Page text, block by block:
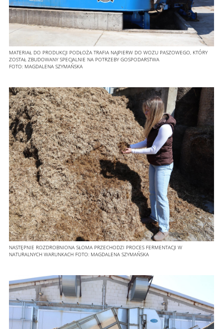
MATERIAŁ DO PRODUKCJI PODŁOŻA TRAFIA NAJPIERW DO WOZU PASZOWEGO, KTÓRY
ZOSTAŁ ZBUDOWANY SPECJALNIE NA POTRZEBY GOSPODARSTWA
FOTO: MAGDALENA SZYMAŃSKA
NASTĘPNIE ROZDROBNIONA SŁOMA PRZECHODZI PROCES FERMENTACJI W
NATURALNYCH WARUNKACH FOTO: MAGDALENA SZYMAŃSKA